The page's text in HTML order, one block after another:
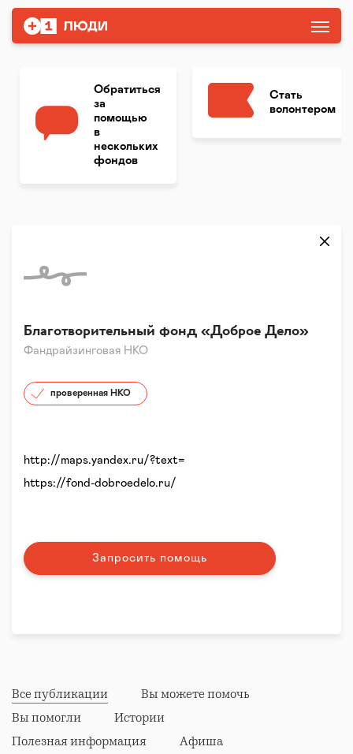
Обратиться
за
помощью
в
нескольких
фондов
Стать
волонтером
Фандрайзинговая НКО
Благотворительный фонд «Доброе Дело»
проверенная НКО
http://maps.yandex.ru/?text=
https://fond-dobroedelo.ru/
Запросить помощь
Все публикации
Вы можете помочь
Вы помогли
Истории
Полезная информация
Афиша